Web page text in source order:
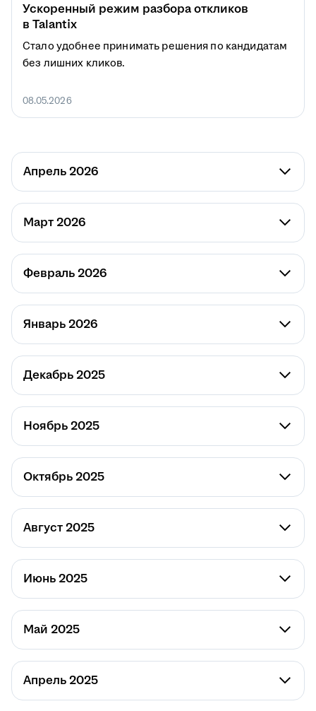
Ускоренный режим разбора откликов
в Talantix
Стало удобнее принимать решения по кандидатам
без лишних кликов.
08.05.2026
Апрель 2026
Март 2026
Февраль 2026
Январь 2026
Декабрь 2025
Ноябрь 2025
Октябрь 2025
Август 2025
Июнь 2025
Май 2025
Апрель 2025